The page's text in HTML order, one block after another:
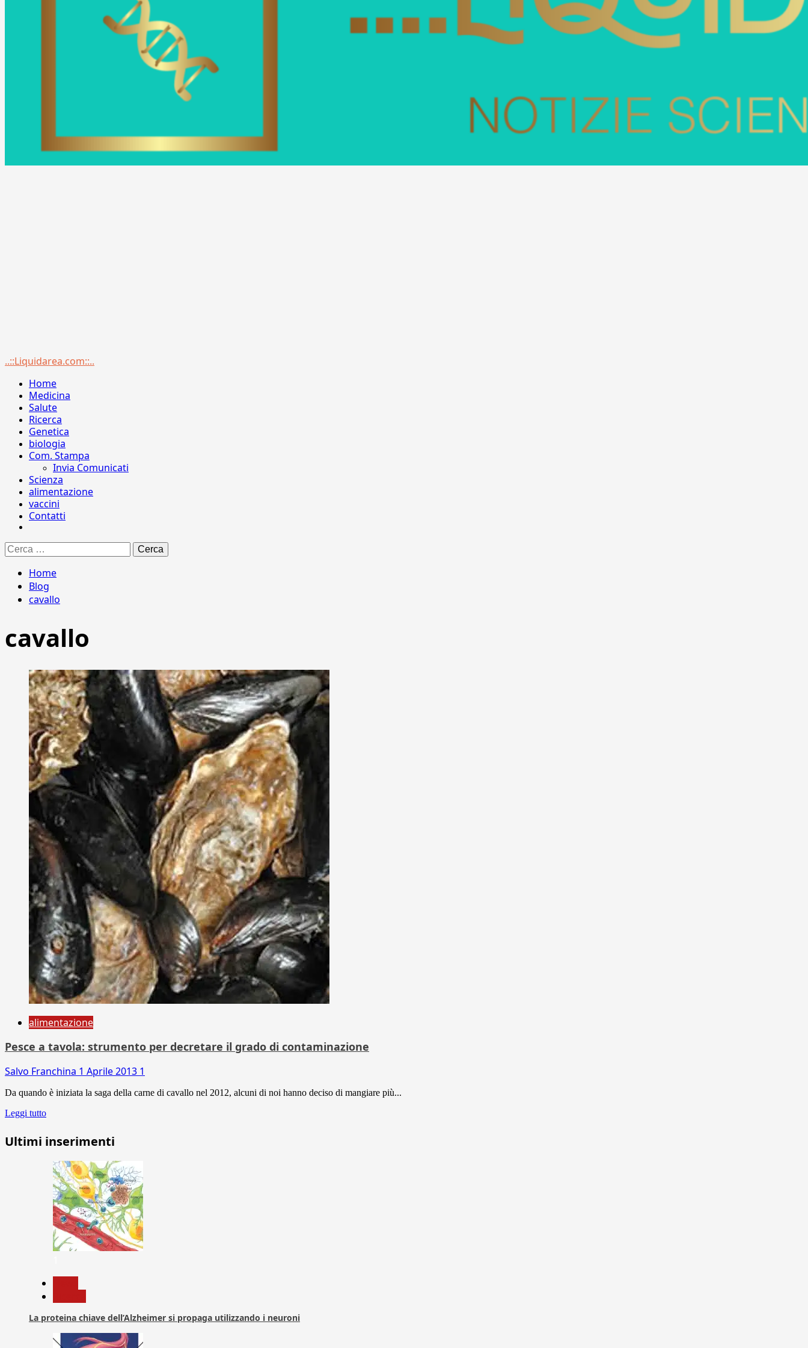
Menu
..::Liquidarea.com::..
Home
Medicina
Salute
Ricerca
Genetica
biologia
Com. Stampa
Invia Comunicati
Scienza
alimentazione
vaccini
Contatti
Ricerca
per:
Home
Blog
cavallo
cavallo
alimentazione
Pesce a tavola: strumento per decretare il grado di contaminazione
Salvo Franchina 1 Aprile 2013 1
Da quando è iniziata la saga della carne di cavallo nel 2012, alcuni di noi hanno deciso di mangiare più...
Leggi tutto
Ultimi inserimenti
La proteina chiave dell’Alzheimer si propaga utilizzando i neuroni